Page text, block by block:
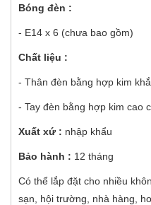
Bóng đèn :
- E14 x 6 (chưa bao gồm)
Chất liệu :
- Thân đèn bằng hợp kim
- Tay đèn bằng hợp kim cao
Xuất xứ : nhập khẩu
Bảo hành : 12 tháng
Có thể lắp đặt cho nhiều
sạn, hội trường, nhà hàng,